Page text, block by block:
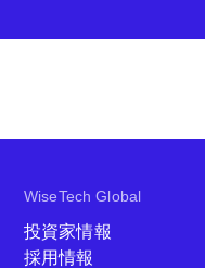
WiseTech Global
投資家情報
採用情報